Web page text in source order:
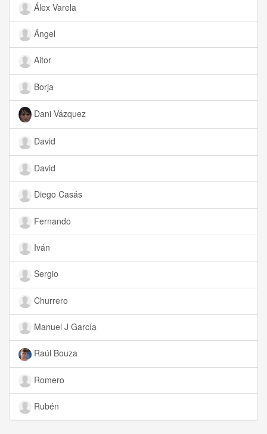
Álex Varela
Ángel
Aitor
Borja
Dani Vázquez
David
David
Diego Casás
Fernando
Iván
Sergio
Churrero
Manuel J García
Raúl Bouza
Romero
Rubén